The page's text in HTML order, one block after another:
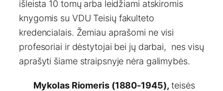
išleista 10 tomų arba leidžiami atskiromis
knygomis su VDU Teisių fakulteto
kredencialais. Žemiau aprašomi ne visi
profesoriai ir dėstytojai bei jų darbai, nes visų
aprašyti šiame straipsnyje nėra galimybės.
Mykolas Riomeris (1880-1945), teisės